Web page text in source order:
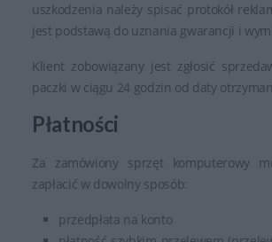
uszkodzenia należy spisać protokół
jest podstawą do uznania gwarancji i
Klient zobowiązany jest zgłosić
paczki w ciągu 24 godzin od daty
Płatności
Za zamówiony sprzęt komputerowy
zapłacić w dowolny sposób:
przedpłata na konto